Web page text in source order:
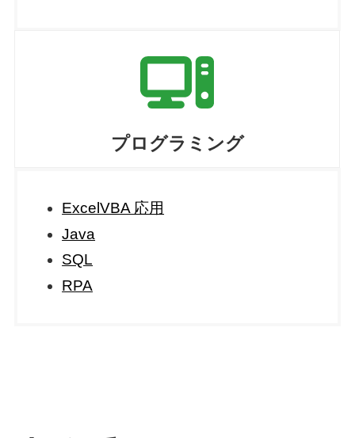
プログラミング
ExcelVBA 応用
Java
SQL
RPA